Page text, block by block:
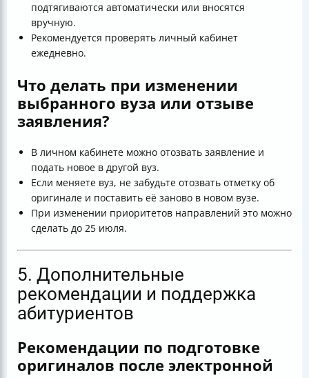
подтягиваются автоматически или вносятся
вручную.
Рекомендуется проверять личный кабинет
ежедневно.
Что делать при изменении
выбранного вуза или отзыве
заявления?
В личном кабинете можно отозвать заявление и
подать новое в другой вуз.
Если меняете вуз, не забудьте отозвать отметку об
оригинале и поставить её заново в новом вузе.
При изменении приоритетов направлений это можно
сделать до 25 июля.
5. Дополнительные
рекомендации и поддержка
абитуриентов
Рекомендации по подготовке
оригиналов после электронной